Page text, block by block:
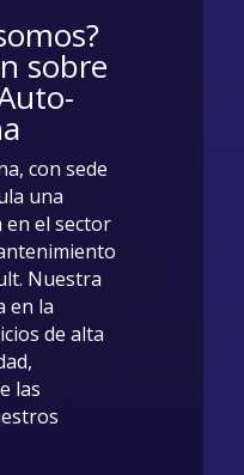
sobre
con sede
una
en el sector
Nuestra
en la
de alta
las